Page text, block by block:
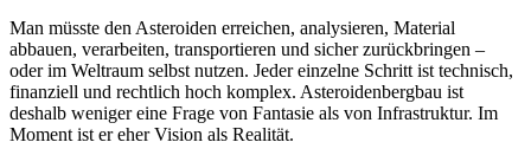
Man müsste den Asteroiden erreichen, analysieren, Material
abbauen, verarbeiten, transportieren und sicher zurückbringen –
oder im Weltraum selbst nutzen. Jeder einzelne Schritt ist technisch,
finanziell und rechtlich hoch komplex. Asteroidenbergbau ist
deshalb weniger eine Frage von Fantasie als von Infrastruktur. Im
Moment ist er eher Vision als Realität.